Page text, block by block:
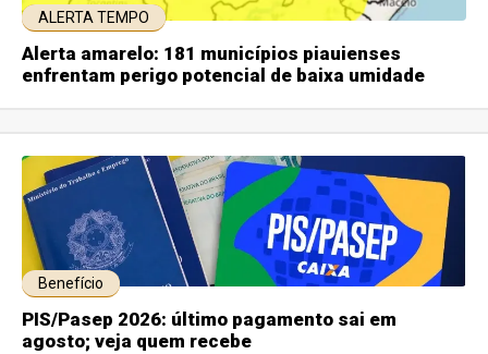
ALERTA TEMPO
Alerta amarelo: 181 municípios piauienses
enfrentam perigo potencial de baixa umidade
Benefício
PIS/Pasep 2026: último pagamento sai em
agosto; veja quem recebe